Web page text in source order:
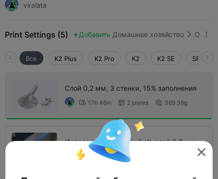
viralata
Print Settings (5)  Добавить Домашнее хозяйство  
Все K2 Plus K2 Pro K2 K2 SE SPARKX
Слой 0,2 мм, 3 стенки, 15% заполнения
 17h 46m  2 plates  369.38g
Исправлен сломанный stl, слой 0,2 мм,
2 стенки, 15% заполнения
 12h 34m  2 plates
